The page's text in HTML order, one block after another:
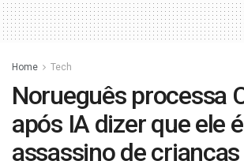
Home Tech
Norueguês processa
após IA dizer que ele é
assassino de crianças